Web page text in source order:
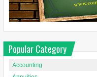
Popular Category
Accounting